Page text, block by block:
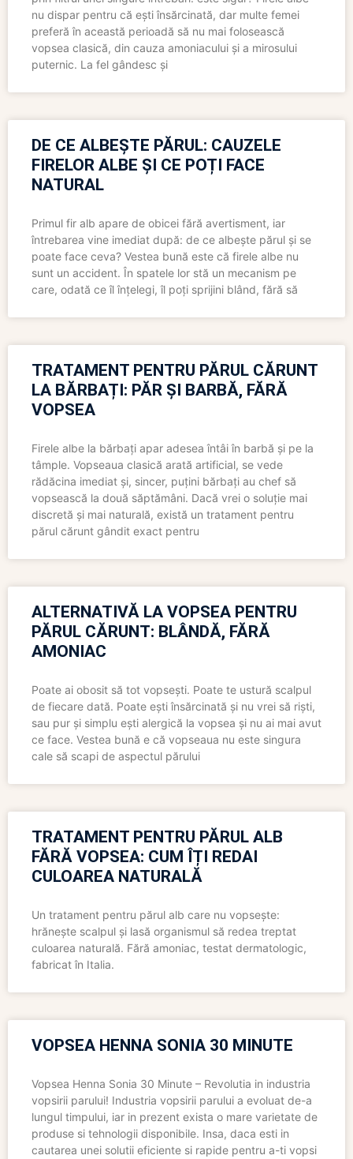
nu dispar pentru că ești însărcinată, dar multe femei
preferă în această perioadă să nu mai folosească
vopsea clasică, din cauza amoniacului și a mirosului
puternic. La fel gândesc și
DE CE ALBEȘTE PĂRUL: CAUZELE
FIRELOR ALBE ȘI CE POȚI FACE
NATURAL
Primul fir alb apare de obicei fără avertisment, iar
întrebarea vine imediat după: de ce albește părul și se
poate face ceva? Vestea bună este că firele albe nu
sunt un accident. În spatele lor stă un mecanism pe
care, odată ce îl înțelegi, îl poți sprijini blând, fără să
TRATAMENT PENTRU PĂRUL CĂRUNT
LA BĂRBAȚI: PĂR ȘI BARBĂ, FĂRĂ
VOPSEA
Firele albe la bărbați apar adesea întâi în barbă și pe la
tâmple. Vopseaua clasică arată artificial, se vede
rădăcina imediat și, sincer, puțini bărbați au chef să
vopsească la două săptămâni. Dacă vrei o soluție mai
discretă și mai naturală, există un tratament pentru
părul cărunt gândit exact pentru
ALTERNATIVĂ LA VOPSEA PENTRU
PĂRUL CĂRUNT: BLÂNDĂ, FĂRĂ
AMONIAC
Poate ai obosit să tot vopsești. Poate te ustură scalpul
de fiecare dată. Poate ești însărcinată și nu vrei să riști,
sau pur și simplu ești alergică la vopsea și nu ai mai avut
ce face. Vestea bună e că vopseaua nu este singura
cale să scapi de aspectul părului
TRATAMENT PENTRU PĂRUL ALB
FĂRĂ VOPSEA: CUM ÎȚI REDAI
CULOAREA NATURALĂ
Un tratament pentru părul alb care nu vopsește:
hrănește scalpul și lasă organismul să redea treptat
culoarea naturală. Fără amoniac, testat dermatologic,
fabricat în Italia.
VOPSEA HENNA SONIA 30 MINUTE
Vopsea Henna Sonia 30 Minute – Revolutia in industria
vopsirii parului! Industria vopsirii parului a evoluat de-a
lungul timpului, iar in prezent exista o mare varietate de
produse si tehnologii disponibile. Insa, daca esti in
cautarea unei solutii eficiente si rapide pentru a-ti vopsi